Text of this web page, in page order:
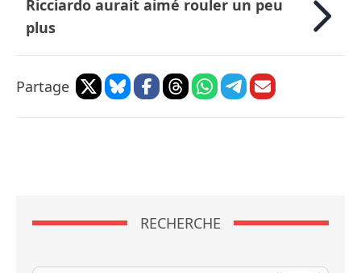
Ricciardo aurait aimé rouler un peu
plus
Partage
RECHERCHE